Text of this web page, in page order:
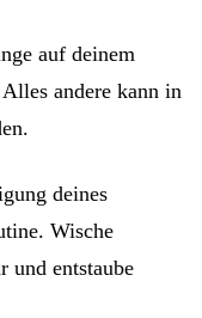
auf deinem
andere kann in
deines
Wische
und entstaube